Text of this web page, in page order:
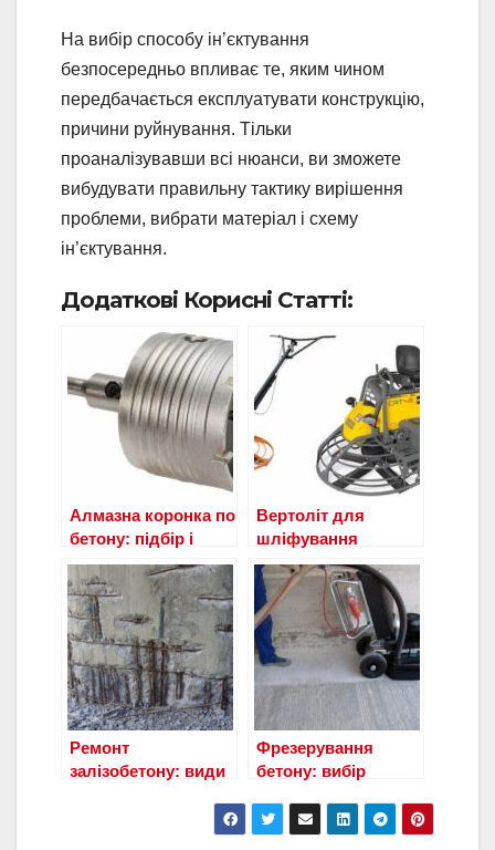
На вибір способу ін’єктування
безпосередньо впливає те, яким чином
передбачається експлуатувати конструкцію,
причини руйнування. Тільки
проаналізувавши всі нюанси, ви зможете
вибудувати правильну тактику вирішення
проблеми, вибрати матеріал і схему
ін’єктування.
Додаткові Корисні Статті:
Алмазна коронка по
бетону: підбір і
різання отворів
Вертоліт для
шліфування
бетонної підлоги
Ремонт
залізобетону: види
Фрезерування
бетону: вибір
технологія